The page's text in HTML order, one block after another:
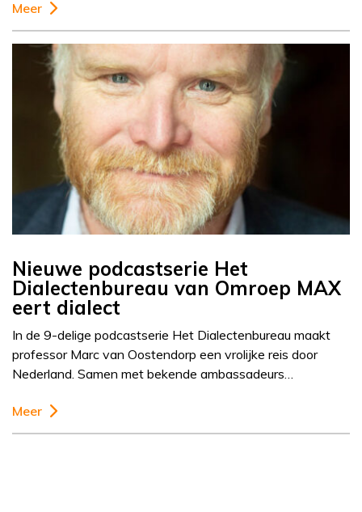
Meer
Nieuwe podcastserie Het
Dialectenbureau van Omroep MAX
eert dialect
In de 9-delige podcastserie Het Dialectenbureau maakt
professor Marc van Oostendorp een vrolijke reis door
Nederland. Samen met bekende ambassadeurs…
Meer